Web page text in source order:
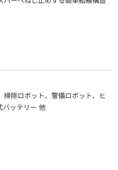
掃除ロボット、警備ロボット、ヒ
バッテリー 他